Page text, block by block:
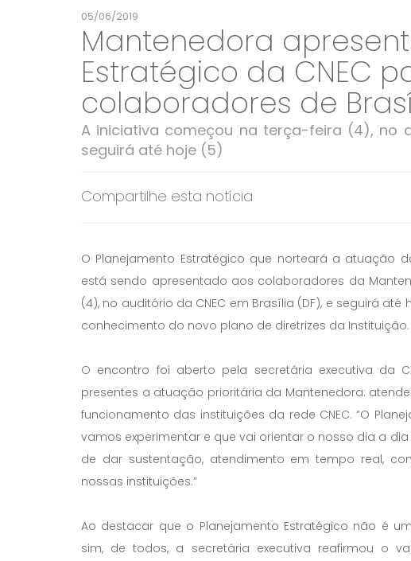
05/06/2019
Mantenedora
Estratégico da CNEC
colaboradores de
A iniciativa começou na terça-feira (4), no
seguirá até hoje (5)
Compartilhe esta notícia
O Planejamento Estratégico que norteará a atuação
está sendo apresentado aos colaboradores da
(4), no auditório da CNEC em Brasília (DF), e seguirá
conhecimento do novo plano de diretrizes da Instituição.
O encontro foi aberto pela secretária executiva da
presentes a atuação prioritária da Mantenedora:
funcionamento das instituições da rede CNEC. “O
vamos experimentar e que vai orientar o nosso dia a
de dar sustentação, atendimento em tempo real,
nossas instituições.”
Ao destacar que o Planejamento Estratégico não é
sim, de todos, a secretária executiva reafirmou o